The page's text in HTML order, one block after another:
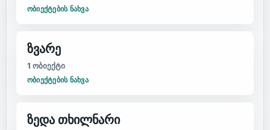
ᲝᲑᲘᲔᲥᲢᲔᲑᲘᲡ ᲜᲐᲮᲕᲐ
ზვარე
1 ობიექტი
ᲝᲑᲘᲔᲥᲢᲔᲑᲘᲡ ᲜᲐᲮᲕᲐ
ზედა თხილნარი